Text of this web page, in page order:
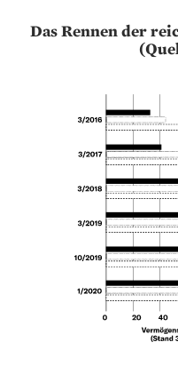
Das Rennen der